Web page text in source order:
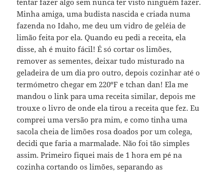
tentar fazer algo sem nunca ter visto ninguém fazer.
Minha amiga, uma budista nascida e criada numa
fazenda no Idaho, me deu um vidro de geléia de
limão feita por ela. Quando eu pedi a receita, ela
disse, ah é muito fácil! É só cortar os limões,
remover as sementes, deixar tudo misturado na
geladeira de um dia pro outro, depois cozinhar até o
termómetro chegar em 220ºF e tchan dan! Ela me
mandou o link para uma receita similar, depois me
trouxe o livro de onde ela tirou a receita que fez. Eu
comprei uma versão pra mim, e como tinha uma
sacola cheia de limões rosa doados por um colega,
decidi que faria a marmalade. Não foi tão simples
assim. Primeiro fiquei mais de 1 hora em pé na
cozinha cortando os limões, separando as